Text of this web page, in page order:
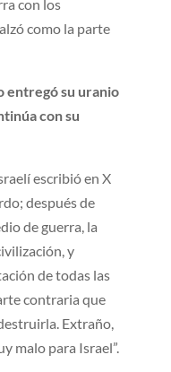
con los
como la parte
entregó su uranio
con su
escribió en X
después de
de guerra, la
y
de todas las
contraria que
Extraño,
malo para Israel”.